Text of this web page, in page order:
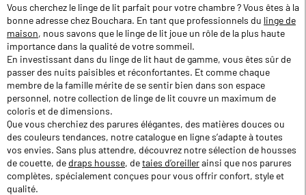
Vous cherchez le linge de lit parfait pour votre chambre ? Vous êtes à la
bonne adresse chez Bouchara. En tant que professionnels du linge de
maison, nous savons que le linge de lit joue un rôle de la plus haute
importance dans la qualité de votre sommeil.
En investissant dans du linge de lit haut de gamme, vous êtes sûr de
passer des nuits paisibles et réconfortantes. Et comme chaque
membre de la famille mérite de se sentir bien dans son espace
personnel, notre collection de linge de lit couvre un maximum de
coloris et de dimensions.
Que vous cherchiez des parures élégantes, des matières douces ou
des couleurs tendances, notre catalogue en ligne s’adapte à toutes
vos envies. Sans plus attendre, découvrez notre sélection de housses
de couette, de draps housse, detaies d’oreillerainsi que nos parures
complètes, spécialement conçues pour vous offrir confort, style et
qualité.